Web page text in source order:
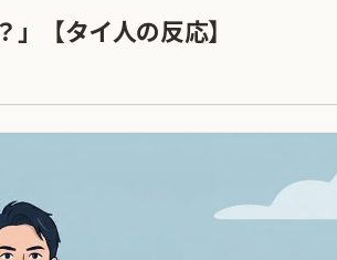
【タイ人の反応】